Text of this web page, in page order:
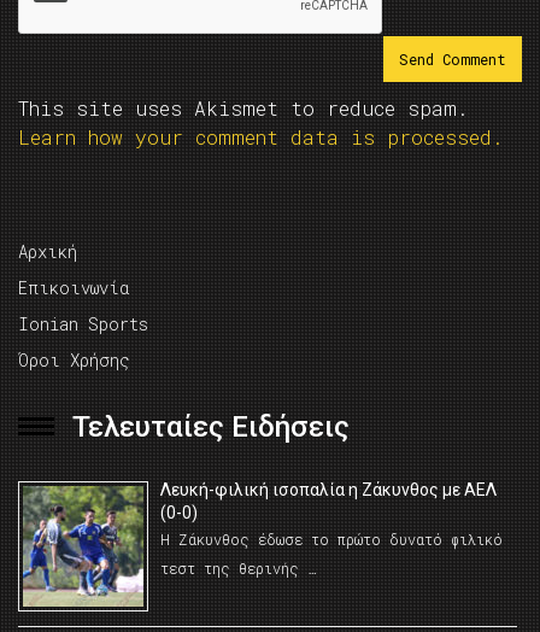
This site uses Akismet to reduce spam.
Learn how your comment data is processed.
Αρχική
Επικοινωνία
Ionian Sports
Όροι Χρήσης
Τελευταίες Ειδήσεις
Λευκή-φιλική ισοπαλία η Ζάκυνθος με ΑΕΛ
(0-0)
Η Ζάκυνθος έδωσε το πρώτο δυνατό φιλικό
τεστ της θερινής …